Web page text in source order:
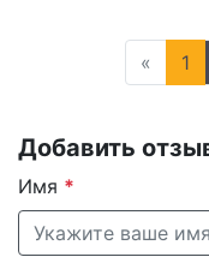
« 1
Добавить
Имя *